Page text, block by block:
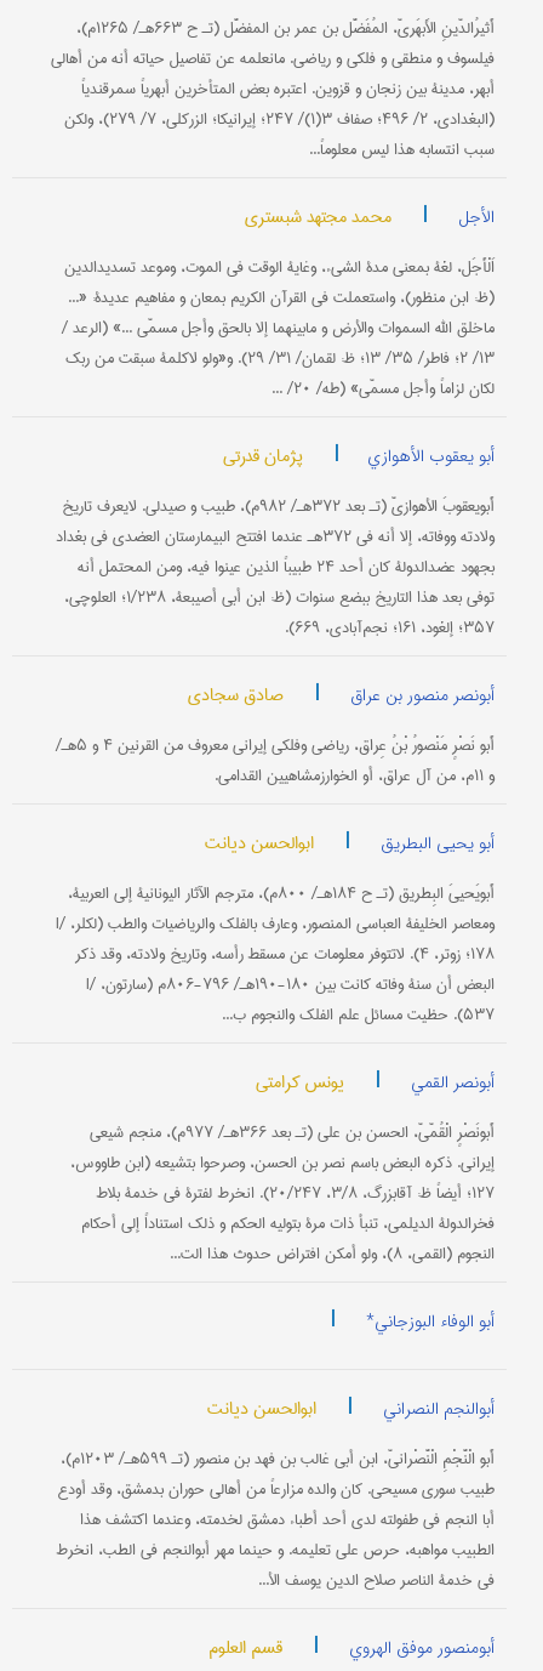
أَثیرُالدّینِ الأَبهَريّ، المُفَضَّل بن عمر بن المفضَّل (تـ ح ۶۶۳هـ/ ۱۲۶۵م)،
فیلسوف و منطقي و فلکي و ریاضي. مانعلمه عن تفاصیل حیاته أنه من أهالي
أبهر، مدینة بین زنجان و قزوین. اعتبره بعض المتأخرین أبهریاً سمرقندیاً
(البغدادي، ۲/ ۴۹۶؛ صفاف ۳(۱)/ ۲۴۷؛ إیرانیکا؛ الزرکلي، ۷/ ۲۷۹)، ولکن
سبب انتسابه هذا لیس معلوماً...
الأجل | محمد مجتهد شبستري
اَلْأَجَل، لغة بمعنی مدة الشيء، وغایة الوقت في الموت، وموعد تسدیدالدین
(ظ: ابن منظور)، واستعملت في القرآن الکریم بمعان و مفاهیم عدیدة: «...
ماخلق الله السموات والأرض و مابینهما إلا بالحق وأجل مسمّی ...» (الرعد /
۱۳/ ۲؛ فاطر/ ۳۵/ ۱۳؛ ظ: لقمان/ ۳۱/ ۲۹). و«ولو لاکلمة سبقت من ربک
لکان لزاماً وأجل مسمّی» (طه/ ۲۰/ ...
أبو یعقوب الأهوازي | پژمان قدرتی
أَبویعقوبَ الأهوازيّ (تـ بعد ۳۷۲هـ/ ۹۸۲م)، طبیب و صیدلي. لایعرف تاریخ
ولادته ووفاته، إلا أنه في ۳۷۲هـ عندما افتتح البیمارستان العضدي في بغداد
بجهود عضدالدولة کان أحد ۲۴ طبیباً الذین عینوا فیه، ومن المحتمل أنه
توفي بعد هذا التاریخ ببضع سنوات (ظ: ابن أبي أصیبعة، ۱/۲۳۸؛ العلوچي،
۳۵۷؛ إلغود، ۱۶۱؛ نجم‌آبادي، ۶۶۹).
أبونصر منصور بن عراق | صادق سجادی
أَبو نَصْرٍ مَنْصورُ بْنُ عِراق، ریاضي وفلکي إیراني معروف من القرنین ۴ و ۵هـ/
و ۱۱م، من آل عراق، أو الخوارزمشاهیین القدامي.
أبو یحیی البطریق | ابوالحسن دیانت
أَبویَحییَ البِطریق (تـ ح ۱۸۴هـ/ ۸۰۰م)، مترجم الآثار الیونانیة إلی العربیة،
ومعاصر الخلیفة العباسي المنصور، وعارف بالفلک والریاضیات والطب (لکلر، I/
۱۷۸؛ زوتر، ۴). لاتتوفر معلومات عن مسقط رأسه، وتاریخ ولادته، وقد ذکر
البعض أن سنة وفاته کانت بین ۱۸۰-۱۹۰هـ/ ۷۹۶-۸۰۶م (سارتون، I/
۵۳۷). حظیت مسائل علم الفلک والنجوم ب...
أبونصر القمي | یونس کرامتي
أَبونَصْرٍ الْقُمّيّ، الحسن بن علي (تـ بعد ۳۶۶هـ/ ۹۷۷م)، منجم شیعي
إیراني. ذکره البعض باسم نصر بن الحسن، وصرحوا بتشیعه (ابن طاووس،
۱۲۷؛ أیضاً ظ: آقابزرگ، ۳/۸، ۲۰/۲۴۷). انخرط لفترة في خدمة بلاط
فخرالدولة الدیلمي، تنبأ ذات مرة بتولیه الحکم و ذلک استناداً إلی أحکام
النجوم (القمي، ۸)، ولو أمکن افتراض حدوث هذا الت...
أبو الوفاء البوزجاني* |
أبوالنجم النصراني | ابوالحسن دیانت
أَبو الْنَّجْمِ الْنَّصْرانيّ، ابن أبي غالب بن فهد بن منصور (تـ ۵۹۹هـ/ ۱۲۰۳م)،
طبیب سوري مسیحي. کان والده مزارعاً من أهالي حوران بدمشق، وقد أودع
أبا النجم في طفولته لدی أحد أطباء دمشق لخدمته، وعندما اکتشف هذا
الطبیب مواهبه، حرص علی تعلیمه. و حینما مهر أبوالنجم في الطب، انخرط
في خدمة الناصر صلاح الدین یوسف الأ...
أبومنصور موفق الهروي | قسم العلوم